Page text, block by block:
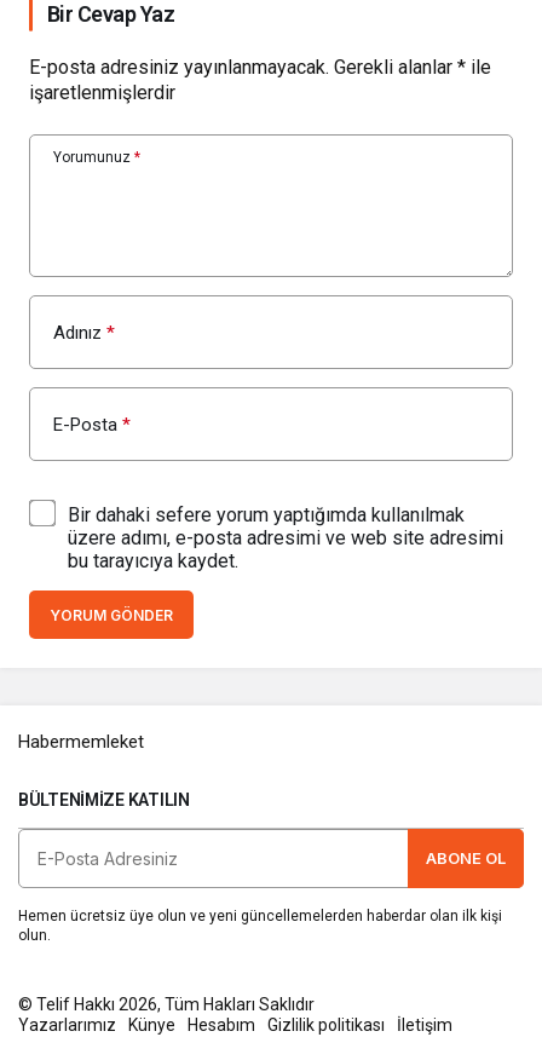
Bir Cevap Yaz
E-posta adresiniz yayınlanmayacak. Gerekli alanlar * ile
işaretlenmişlerdir
Yorumunuz *
Adınız *
E-Posta *
Bir dahaki sefere yorum yaptığımda kullanılmak
üzere adımı, e-posta adresimi ve web site adresimi
bu tarayıcıya kaydet.
YORUM GÖNDER
Habermemleket
BÜLTENIMIZE KATILIN
ABONE OL
Hemen ücretsiz üye olun ve yeni güncellemelerden haberdar olan ilk kişi
olun.
© Telif Hakkı 2026, Tüm Hakları Saklıdır
Yazarlarımız
Künye Hesabım Gizlilik politikası İletişim